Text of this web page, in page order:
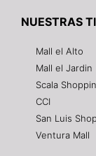
NUESTRAS
Mall el Alto
Mall el Jardin
Scala
CCI
San Luis
Ventura Mall